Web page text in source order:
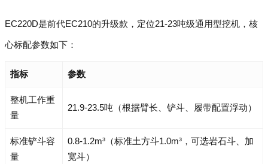
EC220D是前代EC210的升级款，定位21-23吨级通用型挖机，核
心标配参数如下：
指标 参数
整机工作重
量
21.9-23.5吨（根据臂长、铲斗、履带配置浮动）
标准铲斗容
量
0.8-1.2m³（标准土方斗1.0m³，可选岩石斗、加
宽斗）